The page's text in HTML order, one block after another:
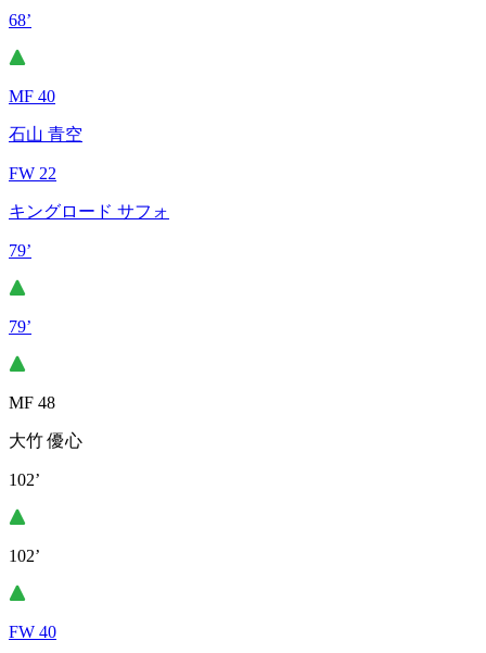
68’
MF 40
石山 青空
FW 22
キングロード サフォ
79’
79’
MF 48
大竹 優心
102’
102’
FW 40